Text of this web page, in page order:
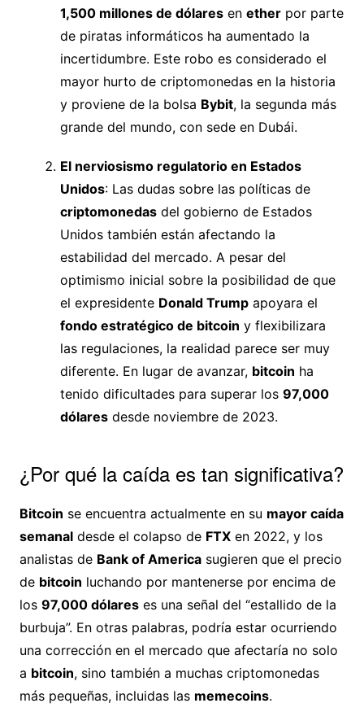
1,500 millones de dólaresen etherpor parte
de piratas informáticos ha aumentado la
incertidumbre. Este robo es considerado el
mayor hurto de criptomonedas en la historia
y proviene de la bolsa Bybit, la segunda más
grande del mundo, con sede en Dubái.
El nerviosismo regulatorio en Estados
Unidos: Las dudas sobre las políticas de
criptomonedasdel gobierno de Estados
Unidos también están afectando la
estabilidad del mercado. A pesar del
optimismo inicial sobre la posibilidad de que
el expresidente Donald Trumpapoyara el
fondo estratégico de bitcoin y flexibilizara
las regulaciones, la realidad parece ser muy
diferente. En lugar de avanzar, bitcoin ha
tenido dificultades para superar los 97,000
dólaresdesde noviembre de 2023.
¿Por qué la caída es tan significativa?
Bitcoin se encuentra actualmente en su mayor caída
semanaldesde el colapso de FTXen 2022, y los
analistas de Bank of Americasugieren que el precio
de bitcoin luchando por mantenerse por encima de
los 97,000 dólareses una señal del “estallido de la
burbuja”. En otras palabras, podría estar ocurriendo
una corrección en el mercado que afectaría no solo
a bitcoin, sino también a muchas criptomonedas
más pequeñas, incluidas las memecoins.